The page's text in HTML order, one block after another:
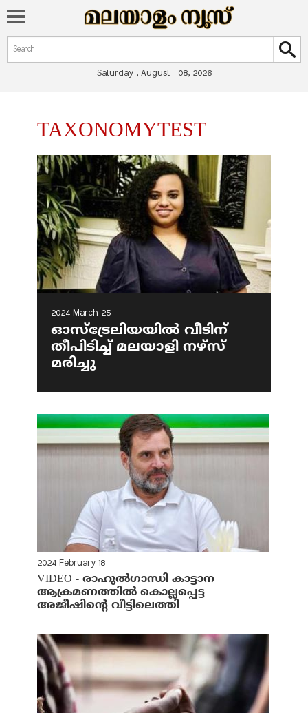
Search form
Search
Saturday , August 08, 2026
You are here
TAXONOMYTEST
2024 March 25
ഓസ്‌ട്രേലിയയില്‍ വീടിന്
തീപിടിച്ച് മലയാളി നഴ്‌സ്
മരിച്ചു
2024 February 18
VIDEO - രാഹുല്‍ഗാന്ധി കാട്ടാന
ആക്രമണത്തില്‍ കൊല്ലപ്പെട്ട
അജീഷിന്റെ വീട്ടിലെത്തി